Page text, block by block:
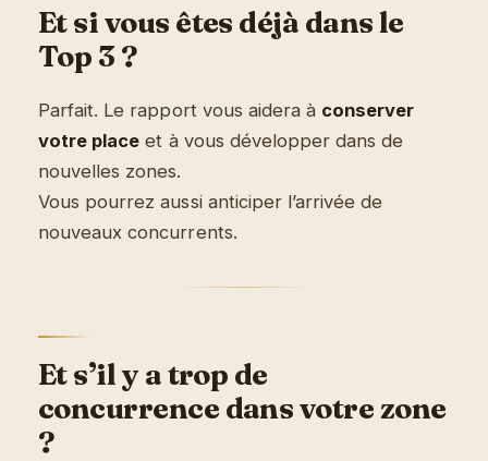
Et si vous êtes déjà dans le
Top 3 ?
Parfait. Le rapport vous aidera à conserver
votre place et à vous développer dans de
nouvelles zones.
Vous pourrez aussi anticiper l’arrivée de
nouveaux concurrents.
Et s’il y a trop de
concurrence dans votre zone
?